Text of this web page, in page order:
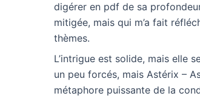
digérer en pdf de sa
mitigée, mais qui m’a fait
thèmes.
L’intrigue est solide, mais elle
un peu forcés, mais Astérix –
métaphore puissante de la